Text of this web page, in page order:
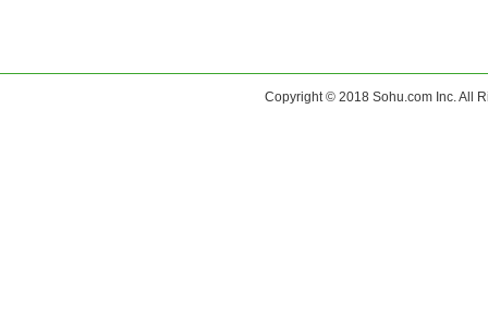
Copyright © 2018 Sohu.com Inc. All